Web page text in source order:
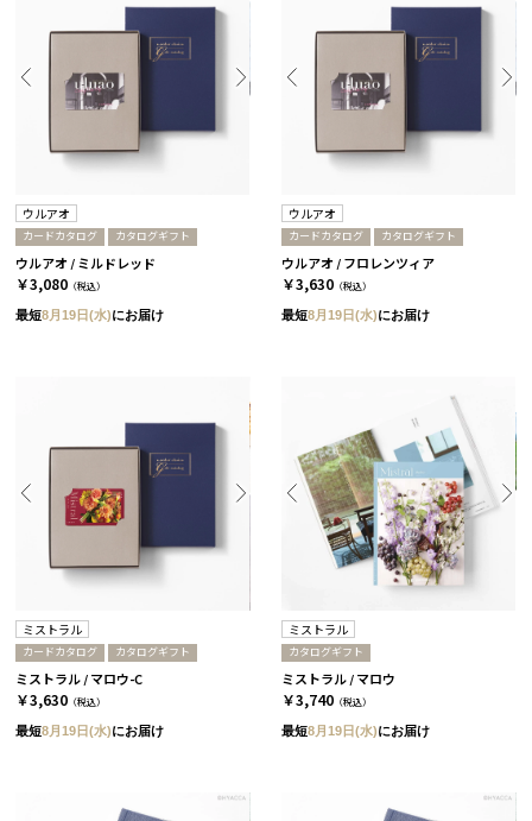
ウルアオ
カードカタログ カタログギフト
ウルアオ / ミルドレッド
￥3,080 （税込）
最短8月19日(水)にお届け
ウルアオ
カードカタログ カタログギフト
ウルアオ / フロレンツィア
￥3,630 （税込）
最短8月19日(水)にお届け
ミストラル
カードカタログ カタログギフト
ミストラル / マロウ-C
￥3,630 （税込）
最短8月19日(水)にお届け
ミストラル
カタログギフト
ミストラル / マロウ
￥3,740 （税込）
最短8月19日(水)にお届け